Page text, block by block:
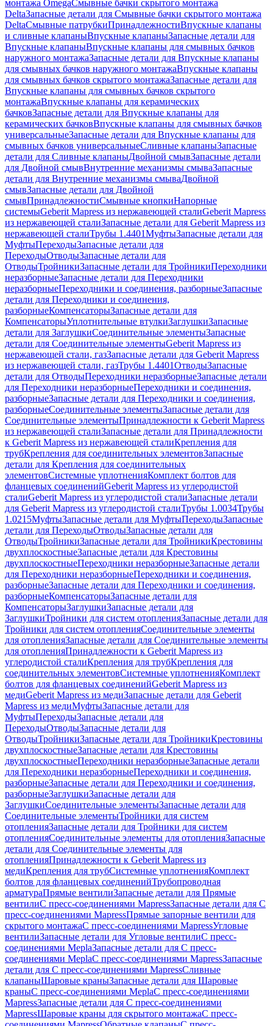
монтажа OmegaСмывные бачки скрытого монтажа
DeltaЗапасные детали для Смывные бачки скрытого монтажа
DeltaСмывные патрубкиПринадлежностиВпускные клапаны
и сливные клапаныВпускные клапаныЗапасные детали для
Впускные клапаныВпускные клапаны для смывных бачков
наружного монтажаЗапасные детали для Впускные клапаны
для смывных бачков наружного монтажаВпускные клапаны
для смывных бачков скрытого монтажаЗапасные детали для
Впускные клапаны для смывных бачков скрытого
монтажаВпускные клапаны для керамических
бачковЗапасные детали для Впускные клапаны для
керамических бачковВпускные клапаны для смывных бачков
универсальныеЗапасные детали для Впускные клапаны для
смывных бачков универсальныеСливные клапаныЗапасные
детали для Сливные клапаныДвойной смывЗапасные детали
для Двойной смывВнутренние механизмы смываЗапасные
детали для Внутренние механизмы смываДвойной
смывЗапасные детали для Двойной
смывПринадлежностиСмывные кнопкиНапорные
системыGeberit Mapress из нержавеющей сталиGeberit Mapress
из нержавеющей сталиЗапасные детали для Geberit Mapress из
нержавеющей сталиТрубы 1.4401МуфтыЗапасные детали для
МуфтыПереходыЗапасные детали для
ПереходыОтводыЗапасные детали для
ОтводыТройникиЗапасные детали для ТройникиПереходники
неразборныеЗапасные детали для Переходники
неразборныеПереходники и соединения, разборныеЗапасные
детали для Переходники и соединения,
разборныеКомпенсаторыЗапасные детали для
КомпенсаторыУплотнительные втулкиЗаглушкиЗапасные
детали для ЗаглушкиСоединительные элементыЗапасные
детали для Соединительные элементыGeberit Mapress из
нержавеющей стали, газЗапасные детали для Geberit Mapress
из нержавеющей стали, газТрубы 1.4401ОтводыЗапасные
детали для ОтводыПереходники неразборныеЗапасные детали
для Переходники неразборныеПереходники и соединения,
разборныеЗапасные детали для Переходники и соединения,
разборныеСоединительные элементыЗапасные детали для
Соединительные элементыПринадлежности к Geberit Mapress
из нержавеющей сталиЗапасные детали для Принадлежности
к Geberit Mapress из нержавеющей сталиКрепления для
трубКрепления для соединительных элементовЗапасные
детали для Крепления для соединительных
элементовСистемные уплотненияКомплект болтов для
фланцевых соединенийGeberit Mapress из углеродистой
сталиGeberit Mapress из углеродистой сталиЗапасные детали
для Geberit Mapress из углеродистой сталиТрубы 1.0034Трубы
1.0215МуфтыЗапасные детали для МуфтыПереходыЗапасные
детали для ПереходыОтводыЗапасные детали для
ОтводыТройникиЗапасные детали для ТройникиКрестовины
двухплоскостныеЗапасные детали для Крестовины
двухплоскостныеПереходники неразборныеЗапасные детали
для Переходники неразборныеПереходники и соединения,
разборныеЗапасные детали для Переходники и соединения,
разборныеКомпенсаторыЗапасные детали для
КомпенсаторыЗаглушкиЗапасные детали для
ЗаглушкиТройники для систем отопленияЗапасные детали для
Тройники для систем отопленияСоединительные элементы
для отопленияЗапасные детали для Соединительные элементы
для отопленияПринадлежности к Geberit Mapress из
углеродистой сталиКрепления для трубКрепления для
соединительных элементовСистемные уплотненияКомплект
болтов для фланцевых соединенийGeberit Mapress из
медиGeberit Mapress из медиЗапасные детали для Geberit
Mapress из медиМуфтыЗапасные детали для
МуфтыПереходыЗапасные детали для
ПереходыОтводыЗапасные детали для
ОтводыТройникиЗапасные детали для ТройникиКрестовины
двухплоскостныеЗапасные детали для Крестовины
двухплоскостныеПереходники неразборныеЗапасные детали
для Переходники неразборныеПереходники и соединения,
разборныеЗапасные детали для Переходники и соединения,
разборныеЗаглушкиЗапасные детали для
ЗаглушкиСоединительные элементыЗапасные детали для
Соединительные элементыТройники для систем
отопленияЗапасные детали для Тройники для систем
отопленияСоединительные элементы для отопленияЗапасные
детали для Соединительные элементы для
отопленияПринадлежности к Geberit Mapress из
медиКрепления для трубСистемные уплотненияКомплект
болтов для фланцевых соединенийТрубопроводная
арматураПрямые вентилиЗапасные детали для Прямые
вентилиС пресс-соединениями MapressЗапасные детали для С
пресс-соединениями MapressПрямые запорные вентили для
скрытого монтажаС пресс-соединениями MapressУгловые
вентилиЗапасные детали для Угловые вентилиС пресс-
соединениями MeplaЗапасные детали для С пресс-
соединениями MeplaС пресс-соединениями MapressЗапасные
детали для С пресс-соединениями MapressСливные
клапаныШаровые краныЗапасные детали для Шаровые
краныС пресс-соединениями MeplaС пресс-соединениями
MapressЗапасные детали для С пресс-соединениями
MapressШаровые краны для скрытого монтажаС пресс-